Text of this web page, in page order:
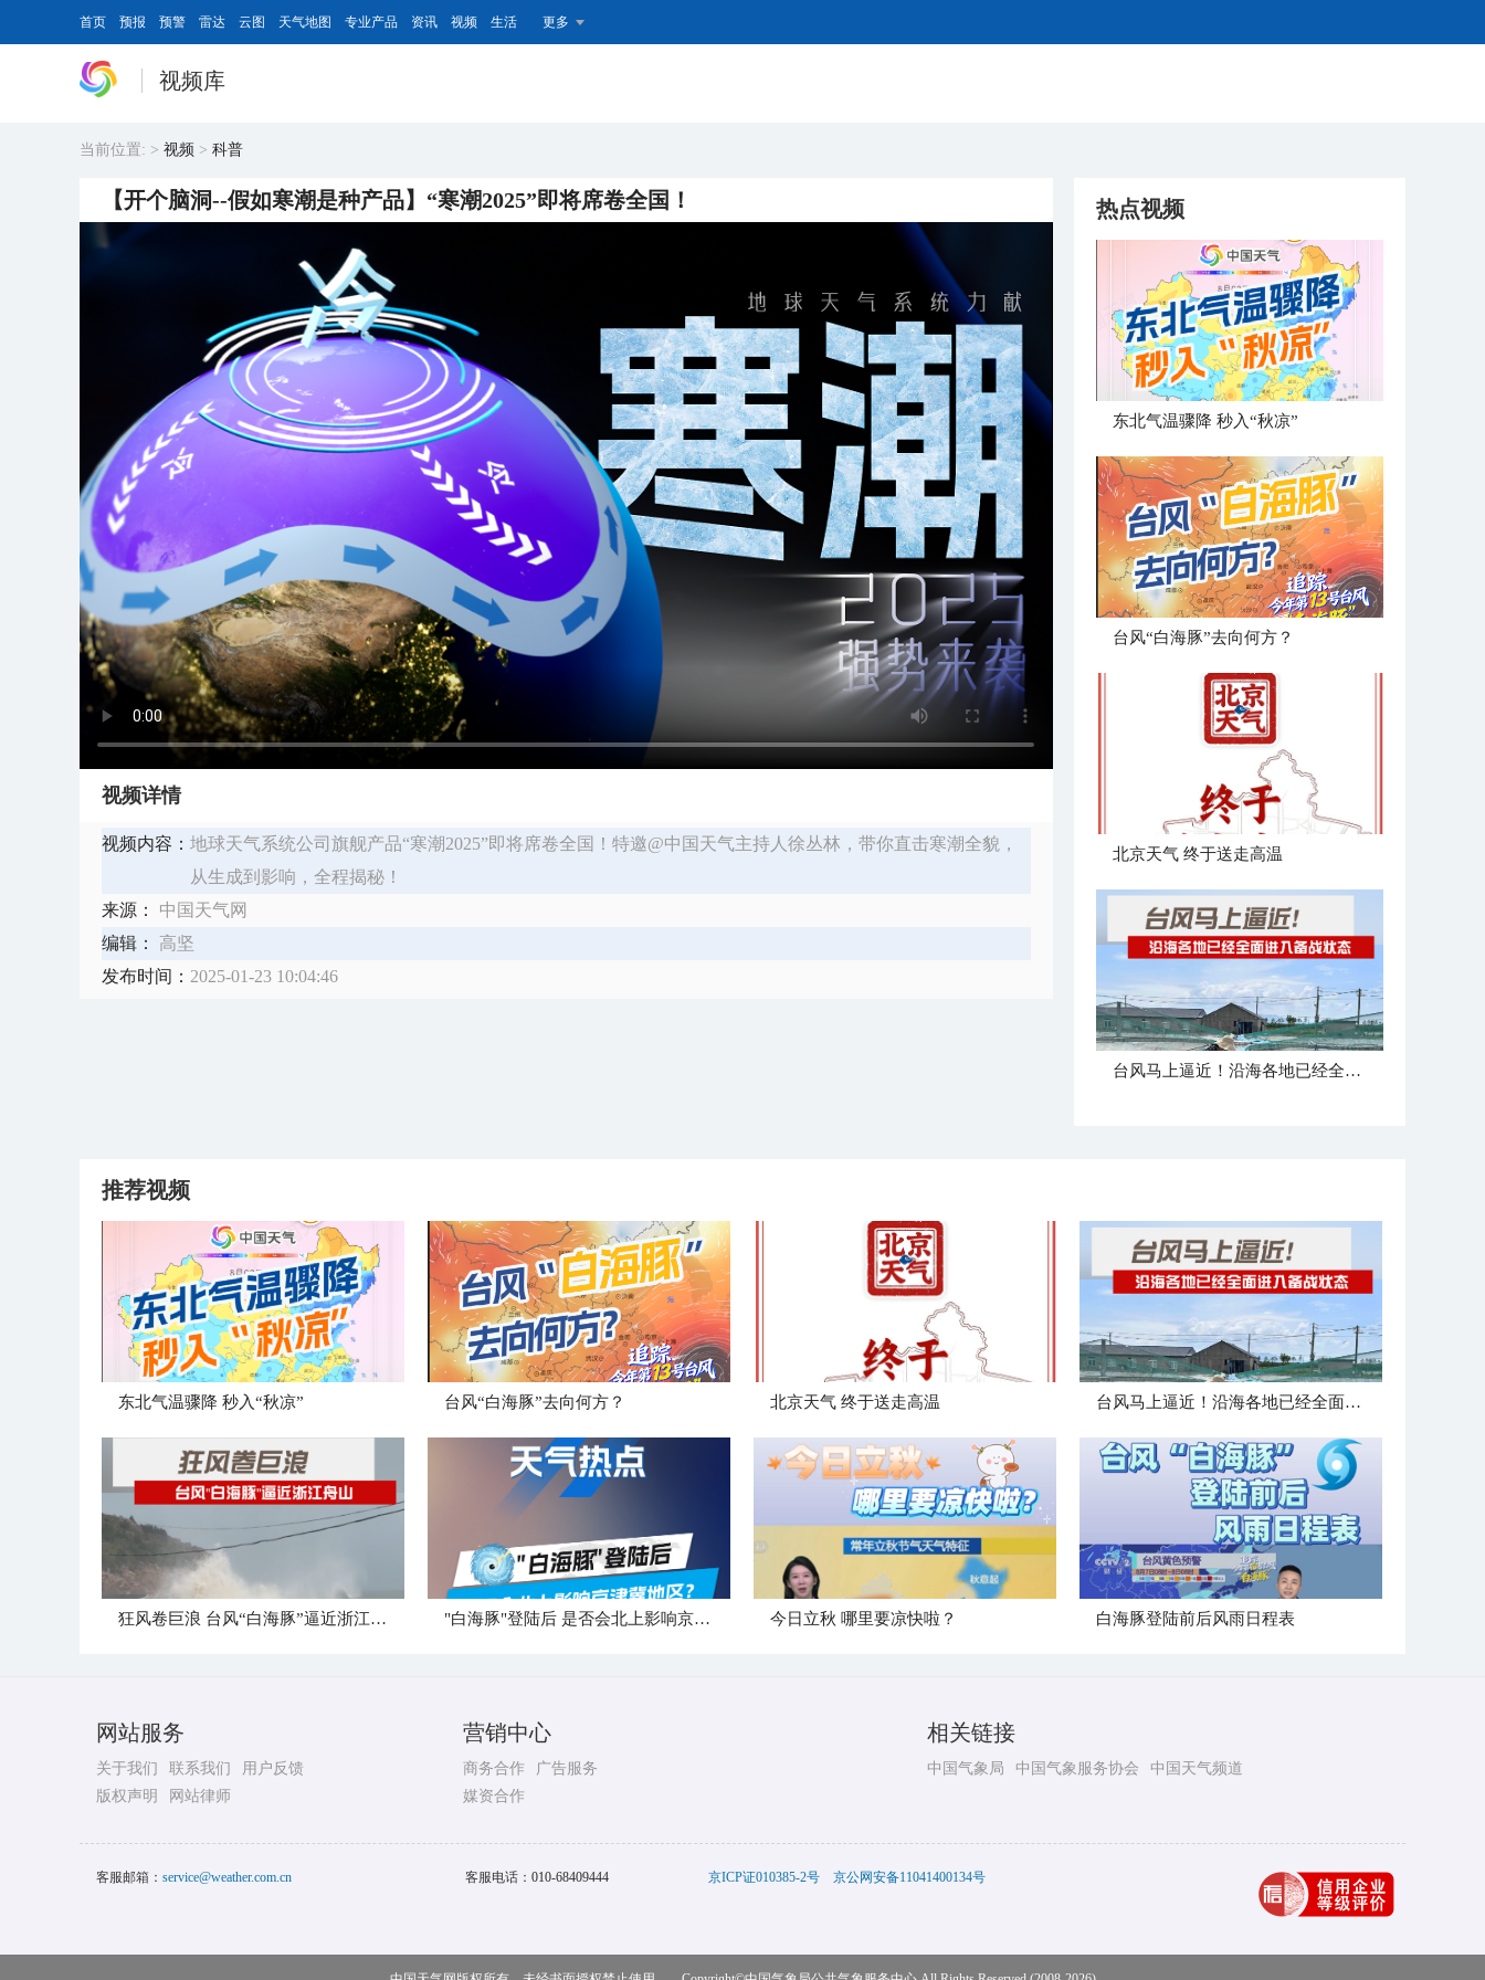
首页 预报 预警 雷达 云图 天气地图 专业产品 资讯 视频 生活 更多
视频库
当前位置: > 视频 > 科普
【开个脑洞--假如寒潮是种产品】“寒潮2025”即将席卷全国！
视频详情
视频内容： 地球天气系统公司旗舰产品“寒潮2025”即将席卷全国！特邀@中国天气主持人徐丛林，带你直击寒潮全貌，
从生成到影响，全程揭秘！
来源：
中国天气网
编辑：
高坚
发布时间： 2025-01-23 10:04:46
热点视频
东北气温骤降 秒入“秋凉”
台风“白海豚”去向何方？
北京天气 终于送走高温
台风马上逼近！沿海各地已经全面进入备战状态
推荐视频
东北气温骤降 秒入“秋凉” 台风“白海豚”去向何方？ 北京天气 终于送走高温 台风马上逼近！沿海各地已经全面进入备战状态
狂风卷巨浪 台风“白海豚”逼近浙江舟山 "白海豚"登陆后 是否会北上影响京津冀地区？ 今日立秋 哪里要凉快啦？ 白海豚登陆前后风雨日程表
网站服务
关于我们 联系我们
用户反馈
版权声明
网站律师
营销中心
商务合作
广告服务
媒资合作
相关链接
中国气象局 中国气象服务协会 中国天气频道
客服邮箱： service@weather.com.cn 客服电话： 010-68409444 京ICP证010385-2号 京公网安备11041400134号